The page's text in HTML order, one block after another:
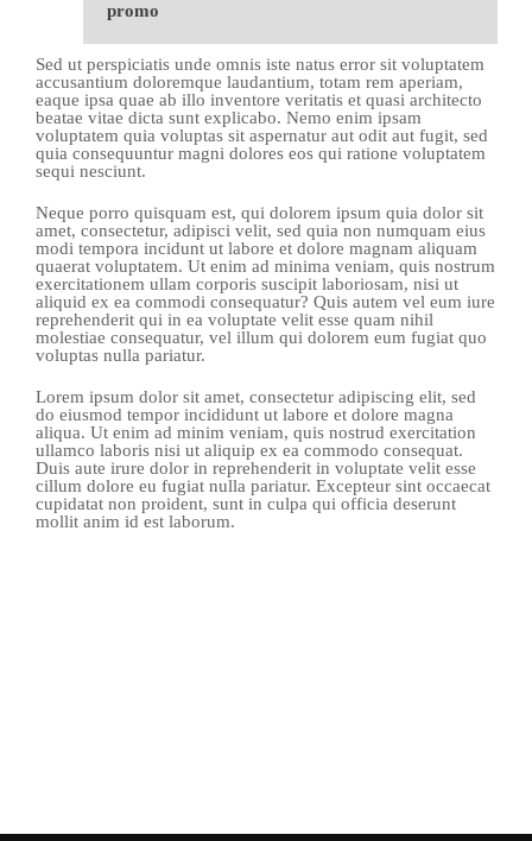
promo
Sed ut perspiciatis unde omnis iste natus error sit voluptatem
accusantium doloremque laudantium, totam rem aperiam,
eaque ipsa quae ab illo inventore veritatis et quasi architecto
beatae vitae dicta sunt explicabo. Nemo enim ipsam
voluptatem quia voluptas sit aspernatur aut odit aut fugit, sed
quia consequuntur magni dolores eos qui ratione voluptatem
sequi nesciunt.
Neque porro quisquam est, qui dolorem ipsum quia dolor sit
amet, consectetur, adipisci velit, sed quia non numquam eius
modi tempora incidunt ut labore et dolore magnam aliquam
quaerat voluptatem. Ut enim ad minima veniam, quis nostrum
exercitationem ullam corporis suscipit laboriosam, nisi ut
aliquid ex ea commodi consequatur? Quis autem vel eum iure
reprehenderit qui in ea voluptate velit esse quam nihil
molestiae consequatur, vel illum qui dolorem eum fugiat quo
voluptas nulla pariatur.
Lorem ipsum dolor sit amet, consectetur adipiscing elit, sed
do eiusmod tempor incididunt ut labore et dolore magna
aliqua. Ut enim ad minim veniam, quis nostrud exercitation
ullamco laboris nisi ut aliquip ex ea commodo consequat.
Duis aute irure dolor in reprehenderit in voluptate velit esse
cillum dolore eu fugiat nulla pariatur. Excepteur sint occaecat
cupidatat non proident, sunt in culpa qui officia deserunt
mollit anim id est laborum.